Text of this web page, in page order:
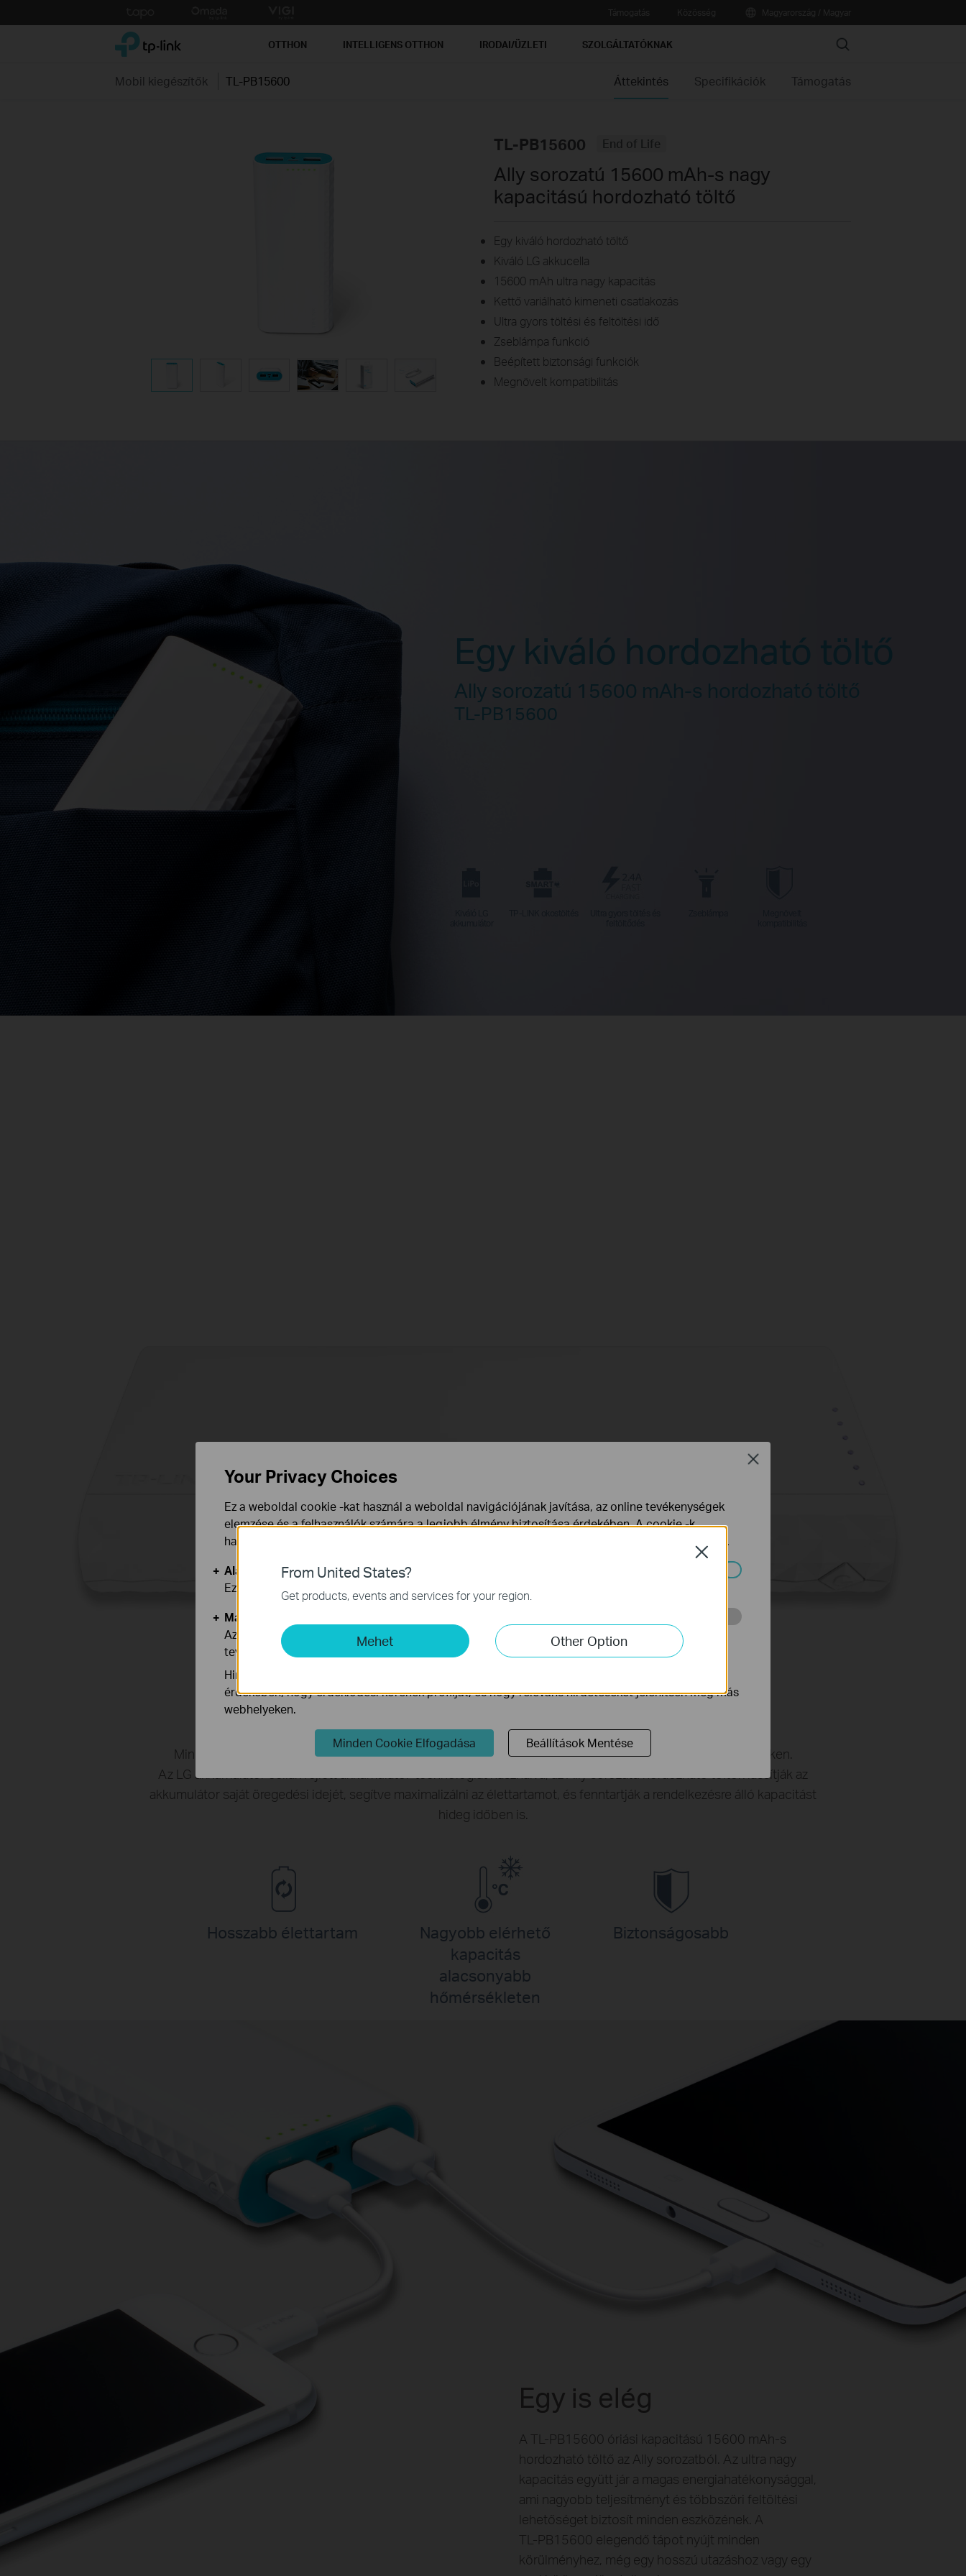
to
TP-Link, Reliably Smart OTTHON INTELLIGENS OTTHON IRODAI/ÜZLETI SZOLGÁLTATÓKNAK Search
Mobil kiegészítők TL-PB15600 Áttekintés Specifikációk Támogatás
TL-PB15600 End of Life
Ally sorozatú 15600 mAh-s nagy
kapacitású hordozható töltő
Egy kiváló hordozható töltő
Kiváló LG akkucella
15600 mAh ultra nagy kapacitás
Kettő variálható kimeneti csatlakozás
Ultra gyors töltési és feltöltési idő
Zseblámpa funkció
Beépített biztonsági funkciók
Megnövelt kompatibilitás
Egy kiváló hordozható töltő
Ally sorozatú 15600 mAh-s hordozható töltő
TL-PB15600
Minden akkumulátor élettartama korlátozott, és a rendelkezésre álló kapacitás hideg időjárás esetén csökken.
Az LG akkumulátor cellák fejlett akkumulátor-technológiát használva, az Ally sorozatú hordozható töltők lassítják az
akkumulátor saját öregedési idejét, segítve maximalizálni az élettartamot, és fenntartják a rendelkezésre álló kapacitást
hideg időben is.
Hosszabb élettartam
Nagyobb elérhető
kapacitás
alacsonyabb
hőmérsékleten
Biztonságosabb
Egy is elég
A TL-PB15600 óriási kapacitású 15600 mAh-s
hordozható töltő az Ally sorozatból. Az ultra nagy
kapacitás együtt jár a magas energiahatékonysággal,
ami nagyobb teljesítményt és többszöri feltöltési
lehetőséget biztosít minden eszközének. A
TL-PB15600 elegendő tápot nyújt minden
körülményhez, még egy hosszú utazáshoz vagy egy
From United States?
Get products, events and services for your region.
Mehet Other Option
Close
Your Privacy Choices
Ez a weboldal cookie -kat használ a weboldal navigációjának javítása, az online tevékenységek
elemzése és a felhasználók számára a legjobb élmény biztosítása érdekében. A cookie -k
használata ellen bármikor tiltakozhat. További információt az
talál.
Alap Cookie-k
Ezek a cookie -k a webhely működéséhez szükségesek, és nem tilthatók le a rendszereiben.
Marketing és Elemző Cookie-k
Az elemző cookie -k lehetővé teszik számunkra, hogy elemezzük weboldalunkon végzett
tevékenységeit, hogy javítsuk és módosítsuk webhelyünk működését.
Hirdetési partnereink a weboldalunkon keresztül marketing cookie -kat állíthatnak be annak
érdekében, hogy érdeklődési körének profilját, és hogy releváns hirdetéseket jelenítsen meg más
webhelyeken.
Minden Cookie Elfogadása Beállítások Mentése
Close